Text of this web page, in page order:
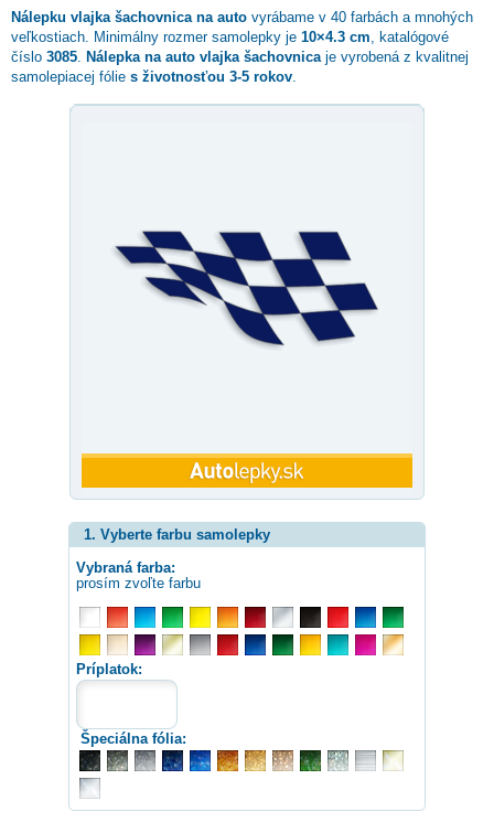
Nálepku vlajka šachovnica na auto vyrábame v 40 farbách a mnohých
veľkostiach. Minimálny rozmer samolepky je 10×4.3 cm , katalógové
číslo 3085 Nálepka na auto vlajka šachovnica je vyrobená z kvalitnej
samolepiacej fólie s životnosťou 3-5 rokov
1. Vyberte farbu samolepky
Vybraná farba:
prosím zvoľte farbu
Príplatok:
Špeciálna fólia: